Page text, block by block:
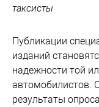
таксисты
Публикации
изданий
надежности той
автомобилистов.
результаты